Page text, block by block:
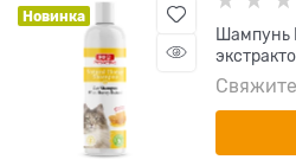
Новинка
Шампунь